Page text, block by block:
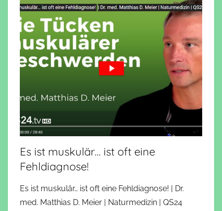
Es ist muskulär… ist oft eine
Fehldiagnose!
Es ist muskulär… ist oft eine Fehldiagnose! | Dr.
med. Matthias D. Meier | Naturmedizin | QS24